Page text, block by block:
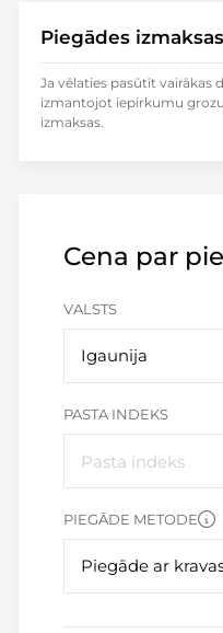
Cena par
VALSTS
Igaunija
PASTA INDEKS
PIEGĀDE METODE
Piegāde ar
Piegādes izmaksas
Ja vēlaties pasūtīt vairākas
izmantojot iepirkumu
izmaksas.